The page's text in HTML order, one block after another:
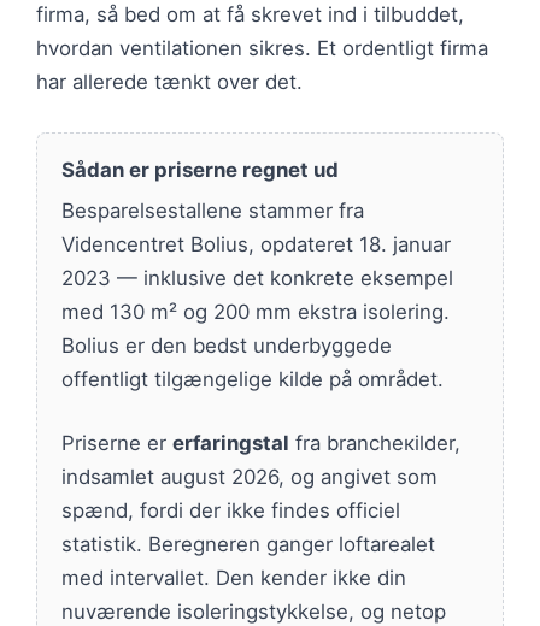
firma, så bed om at få skrevet ind i tilbuddet,
hvordan ventilationen sikres. Et ordentligt firma
har allerede tænkt over det.
Sådan er priserne regnet ud
Besparelsestallene stammer fra
Videncentret Bolius, opdateret 18. januar
2023 — inklusive det konkrete eksempel
med 130 m² og 200 mm ekstra isolering.
Bolius er den bedst underbyggede
offentligt tilgængelige kilde på området.
Priserne er erfaringstal fra brancheкilder,
indsamlet august 2026, og angivet som
spænd, fordi der ikke findes officiel
statistik. Beregneren ganger loftarealet
med intervallet. Den kender ikke din
nuværende isoleringstykkelse, og netop